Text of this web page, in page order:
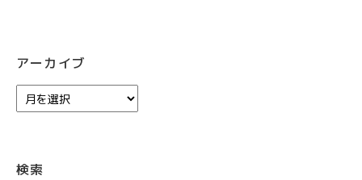
アーカイブ
ー
ブ
検索